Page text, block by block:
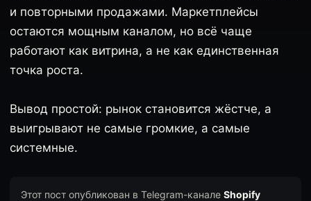
и повторными продажами. Маркетплейсы
остаются мощным каналом, но всё чаще
работают как витрина, а не как единственная
точка роста.
Вывод простой: рынок становится жёстче, а
выигрывают не самые громкие, а самые
системные.
Этот пост опубликован в Telegram-канале Shopify